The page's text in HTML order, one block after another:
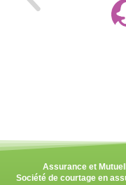
Assurance et
Société de courtage en